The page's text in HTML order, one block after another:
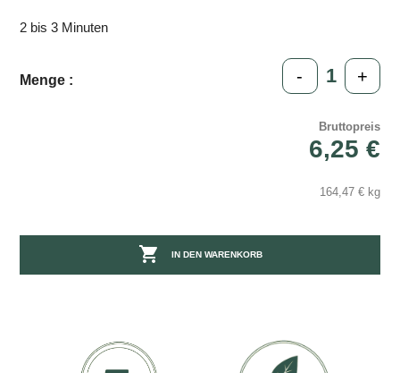
2 bis 3 Minuten
Menge : - +
Bruttopreis
6,25 €
164,47 € kg
 IN DEN WARENKORB